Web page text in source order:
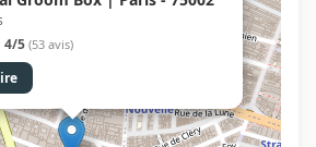
4/5 (53 avis)